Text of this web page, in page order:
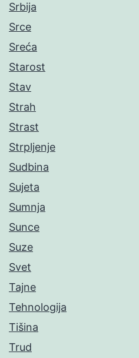
Srbija
Srce
Sreća
Starost
Stav
Strah
Strast
Strpljenje
Sudbina
Sujeta
Sumnja
Sunce
Suze
Svet
Tajne
Tehnologija
Tišina
Trud